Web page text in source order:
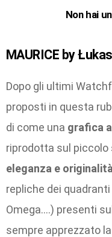
Non hai un
MAURICE by
Dopo gli ultimi
proposti in questa
di come una grafica
riprodotta sul piccolo
eleganza e originalità
repliche dei
Omega….) presenti
sempre apprezzato